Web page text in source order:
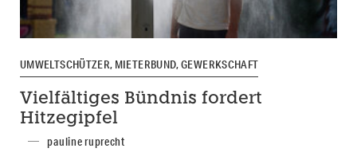
UMWELTSCHÜTZER, MIETERBUND, GEWERKSCHAFT
Vielfältiges Bündnis fordert
Hitzegipfel
pauline ruprecht